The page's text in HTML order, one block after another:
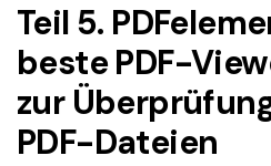
Teil 5.
beste PDF-
zur
PDF-Dateien